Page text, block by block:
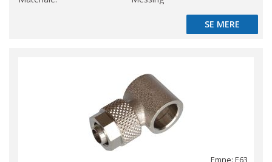
SE MERE
SE MERE
Emne: E63